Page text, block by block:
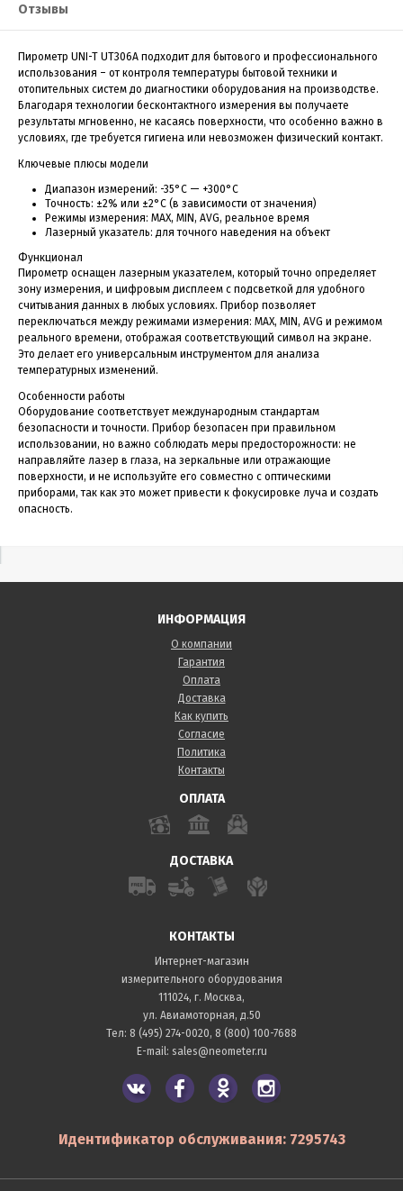
Отзывы
Пирометр UNI-T UT306A подходит для бытового и профессионального
использования – от контроля температуры бытовой техники и
отопительных систем до диагностики оборудования на производстве.
Благодаря технологии бесконтактного измерения вы получаете
результаты мгновенно, не касаясь поверхности, что особенно важно в
условиях, где требуется гигиена или невозможен физический контакт.
Ключевые плюсы модели
Диапазон измерений: -35°C — +300°C
Точность: ±2% или ±2°C (в зависимости от значения)
Режимы измерения: MAX, MIN, AVG, реальное время
Лазерный указатель: для точного наведения на объект
Функционал
Пирометр оснащен лазерным указателем, который точно определяет
зону измерения, и цифровым дисплеем с подсветкой для удобного
считывания данных в любых условиях. Прибор позволяет
переключаться между режимами измерения: MAX, MIN, AVG и режимом
реального времени, отображая соответствующий символ на экране.
Это делает его универсальным инструментом для анализа
температурных изменений.
Особенности работы
Оборудование соответствует международным стандартам
безопасности и точности. Прибор безопасен при правильном
использовании, но важно соблюдать меры предосторожности: не
направляйте лазер в глаза, на зеркальные или отражающие
поверхности, и не используйте его совместно с оптическими
приборами, так как это может привести к фокусировке луча и создать
опасность.
ИНФОРМАЦИЯ
О компании
Гарантия
Оплата
Доставка
Как купить
Согласие
Политика
Контакты
ОПЛАТА
ДОСТАВКА
КОНТАКТЫ
Интернет-магазин
измерительного оборудования
111024, г. Москва,
ул. Авиамоторная, д.50
Тел: 8 (495) 274-0020, 8 (800) 100-7688
E-mail: sales@neometer.ru
Идентификатор обслуживания: 7295743